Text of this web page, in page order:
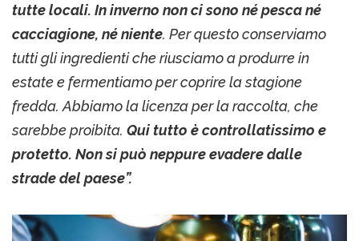
tutte locali. In inverno non ci sono né pesca né
cacciagione, né niente. Per questo conserviamo
tutti gli ingredienti che riusciamo a produrre in
estate e fermentiamo per coprire la stagione
fredda. Abbiamo la licenza per la raccolta, che
sarebbe proibita. Qui tutto è controllatissimo e
protetto. Non si può neppure evadere dalle
strade del paese”.